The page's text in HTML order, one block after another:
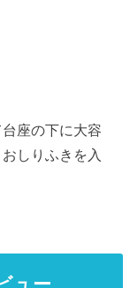
座の下に大容
しりふきを入
ュー